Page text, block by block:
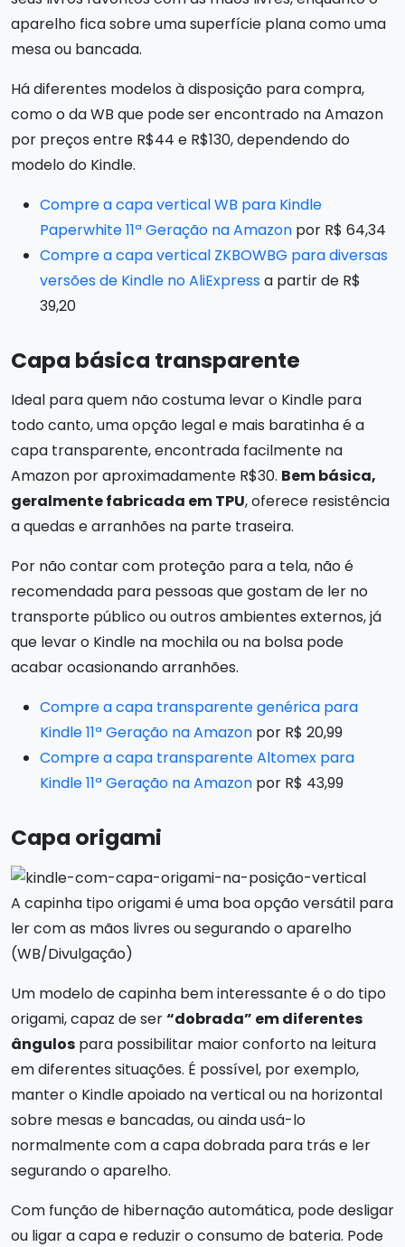
aparelho fica sobre uma superfície plana como uma
mesa ou bancada.
Há diferentes modelos à disposição para compra,
como o da WB que pode ser encontrado na Amazon
por preços entre R$44 e R$130, dependendo do
modelo do Kindle.
Compre a capa vertical WB para Kindle
Paperwhite 11ª Geração na Amazon por R$ 64,34
Compre a capa vertical ZKBOWBG para diversas
versões de Kindle no AliExpressa partir de R$
39,20
Capa básica transparente
Ideal para quem não costuma levar o Kindle para
todo canto, uma opção legal e mais baratinha é a
capa transparente, encontrada facilmente na
Amazon por aproximadamente R$30. Bem básica,
geralmente fabricada em TPU, oferece resistência
a quedas e arranhões na parte traseira.
Por não contar com proteção para a tela, não é
recomendada para pessoas que gostam de ler no
transporte público ou outros ambientes externos, já
que levar o Kindle na mochila ou na bolsa pode
acabar ocasionando arranhões.
Compre a capa transparente genérica para
Kindle 11ª Geração na Amazon por R$ 20,99
Compre a capa transparente Altomex para
Kindle 11ª Geração na Amazon por R$ 43,99
Capa origami
A capinha tipo origami é uma boa opção versátil para
ler com as mãos livres ou segurando o aparelho
(WB/Divulgação)
Um modelo de capinha bem interessante é o do tipo
origami, capaz de ser“dobrada” em diferentes
ângulos para possibilitar maior conforto na leitura
em diferentes situações. É possível, por exemplo,
manter o Kindle apoiado na vertical ou na horizontal
sobre mesas e bancadas, ou ainda usá-lo
normalmente com a capa dobrada para trás e ler
segurando o aparelho.
Com função de hibernação automática, pode desligar
ou ligar a capa e reduzir o consumo de bateria. Pode